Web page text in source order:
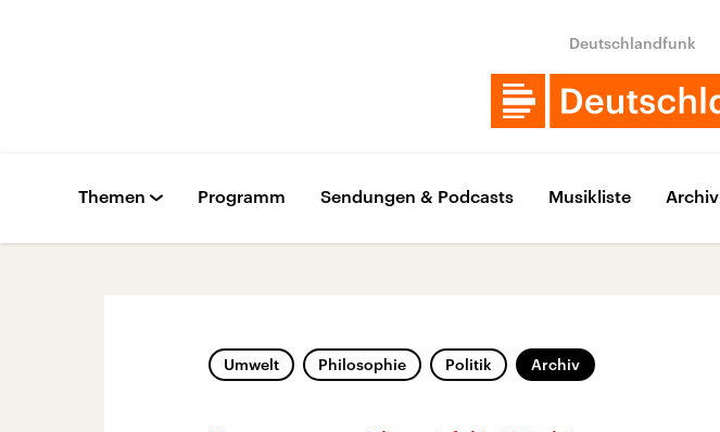
Deutschlandfunk
Themen Programm Sendungen & Podcasts Musikliste Archiv
Umwelt Philosophie Politik Archiv